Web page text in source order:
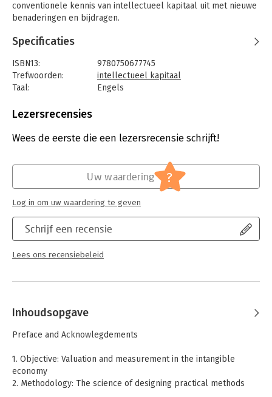
conventionele kennis van intellectueel kapitaal uit met nieuwe
benaderingen en bijdragen.
Specificaties
ISBN13:
9780750677745
Trefwoorden:
intellectueel kapitaal
Taal:
Engels
Aantal pagina's:
Druk:
1
Lezersrecensies
Wees de eerste die een lezersrecensie schrijft!
Schrijf een recensie
Lees ons recensiebeleid
Uw waardering ?
Log in om uw waardering te geven
Inhoudsopgave
Preface and Acknowlegdements
1. Objective: Valuation and measurement in the intangible
economy
2. Methodology: The science of designing practical methods